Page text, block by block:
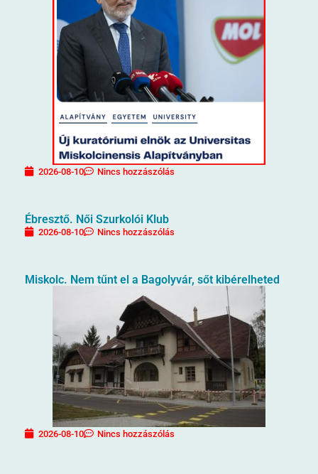
2026-08-10 Nincs hozzászólás
Ébresztő. Női Szurkolói Klub
2026-08-10 Nincs hozzászólás
Miskolc. Nem tűnt el a Bagolyvár, sőt kibérelheted
2026-08-10 Nincs hozzászólás